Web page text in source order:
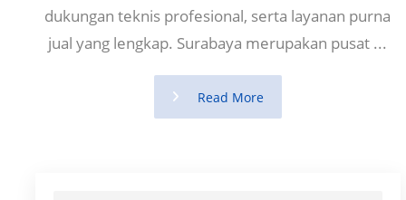
dukungan teknis profesional, serta layanan purna
jual yang lengkap. Surabaya merupakan pusat ...
Read More